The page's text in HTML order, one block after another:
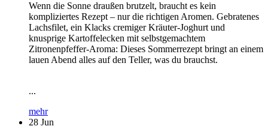
Wenn die Sonne draußen brutzelt, braucht es kein
kompliziertes Rezept – nur die richtigen Aromen. Gebratenes
Lachsfilet, ein Klacks cremiger Kräuter-Joghurt und
knusprige Kartoffelecken mit selbstgemachtem
Zitronenpfeffer-Aroma: Dieses Sommerrezept bringt an einem
lauen Abend alles auf den Teller, was du brauchst.
...
mehr
28 Jun